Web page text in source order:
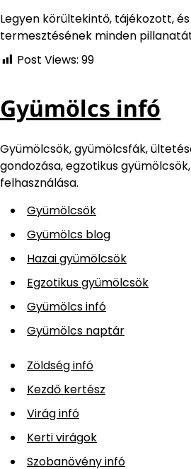
Legyen körültekintő, tájékozott,
termesztésének minden
Post Views: 99
Gyümölcs infó
Gyümölcsök, gyümölcsfák,
gondozása, egzotikus
felhasználása.
Gyümölcsök
Gyümölcs blog
Hazai gyümölcsök
Egzotikus gyümölcsök
Gyümölcs infó
Gyümölcs naptár
Zöldség infó
Kezdő kertész
Virág infó
Kerti virágok
Szobanövény infó